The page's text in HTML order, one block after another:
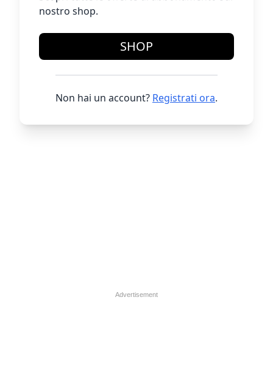
nostro shop.
SHOP
Non hai un account? Registrati ora.